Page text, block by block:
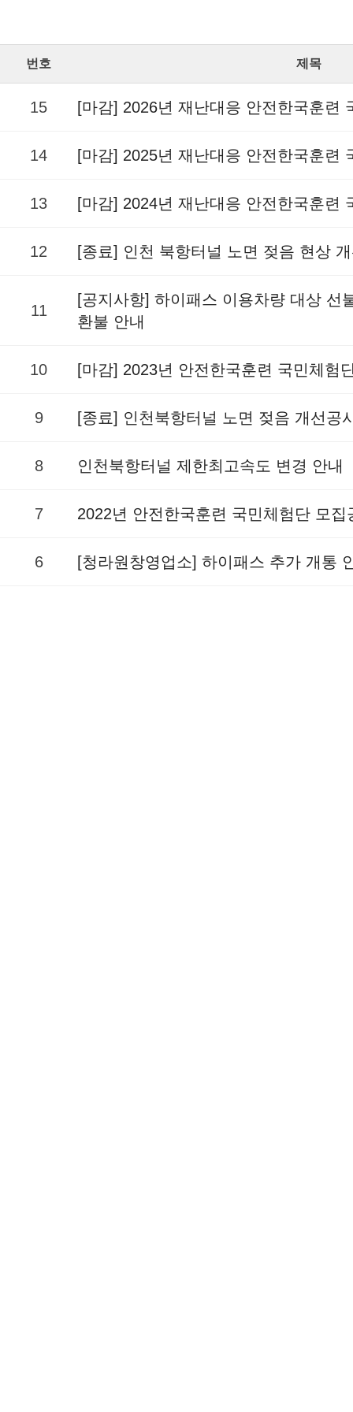
번호 제목
15 [마감] 2026년 재난대응 안전한국훈련
14 [마감] 2025년 재난대응 안전한국훈련
13 [마감] 2024년 재난대응 안전한국훈련
12 [종료] 인천 북항터널 노면 젖음 현상
11
[공지사항] 하이패스 이용차량 대상 선
환불 안내
10 [마감] 2023년 안전한국훈련 국민체험
9 [종료] 인천북항터널 노면 젖음 개선공
8 인천북항터널 제한최고속도 변경 안내
7 2022년 안전한국훈련 국민체험단 모집
6 [청라원창영업소] 하이패스 추가 개통